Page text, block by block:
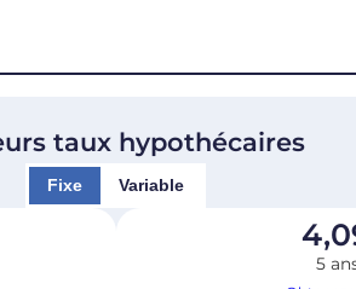
taux hypothécaires
Fixe Variable
5